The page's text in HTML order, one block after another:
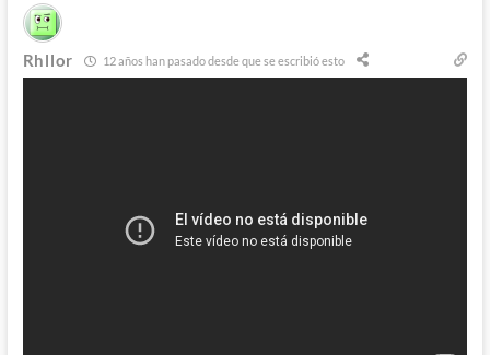
Rhllor 12 años han pasado desde que se escribió esto